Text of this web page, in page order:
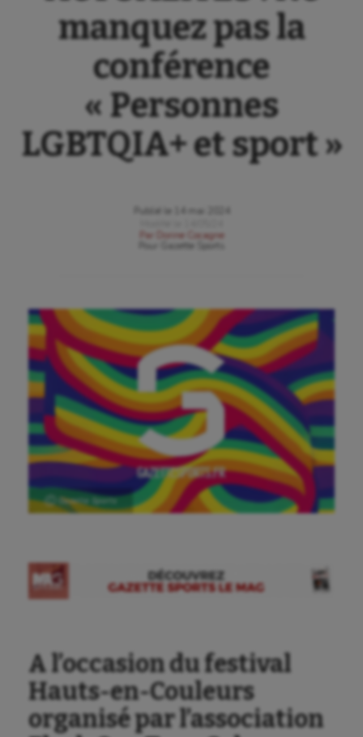
Athlétisme
Auto
Aviron
manquez pas la
conférence
« Personnes
LGBTQIA+ et sport »
Publié le
14 mai 2024
Par
Dorine Cocagne
Gazette Sports
Ⓒ Gazette Sports
A l’occasion du festival
Hauts-en-Couleurs
organisé par l’association